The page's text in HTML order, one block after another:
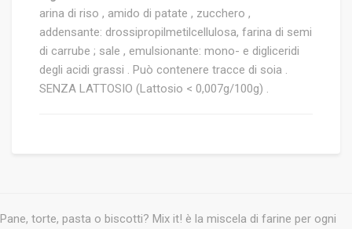
arina di riso , amido di patate , zucchero ,
addensante: drossipropilmetilcellulosa, farina di semi
di carrube ; sale , emulsionante: mono- e digliceridi
degli acidi grassi . Può contenere tracce di soia .
SENZA LATTOSIO (Lattosio < 0,007g/100g) .
Pane, torte, pasta o biscotti? Mix it! è la miscela di farine per ogni